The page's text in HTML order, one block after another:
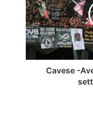
è
sold-
out
il
settore
ospiti
Cavese -